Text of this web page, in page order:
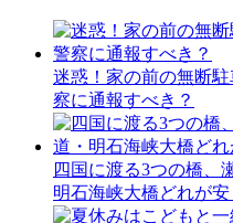
迷惑！家の前の無断
察に通報すべき？
四国に渡る3つの橋、
明石海峡大橋どれが安